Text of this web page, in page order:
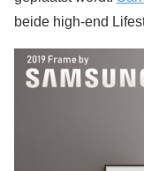
beide high-end